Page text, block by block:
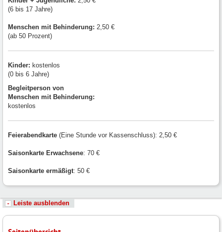
(6 bis 17 Jahre)
Menschen mit Behinderung: 2,50 €
(ab 50 Prozent)
Kinder: kostenlos
(0 bis 6 Jahre)
Begleitperson von
Menschen mit Behinderung:
kostenlos
Feierabendkarte (Eine Stunde vor Kassenschluss): 2,50 €
Saisonkarte Erwachsene: 70 €
Saisonkarte ermäßigt: 50 €
Leiste ausblenden